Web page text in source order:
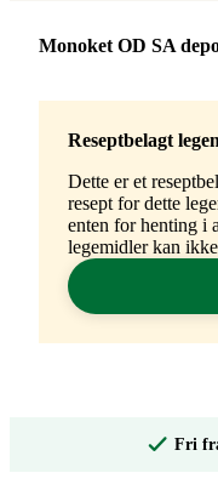
Merke:
Monoket OD SA
Reseptbelagt
Dette er et
resept for dette
enten for henting i
legemidler kan
Fri